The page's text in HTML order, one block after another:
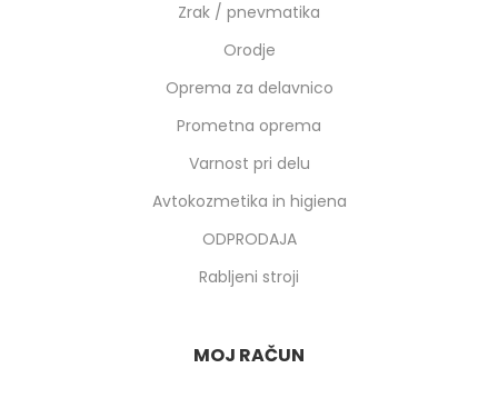
Zrak / pnevmatika
Orodje
Oprema za delavnico
Prometna oprema
Varnost pri delu
Avtokozmetika in higiena
ODPRODAJA
Rabljeni stroji
MOJ RAČUN